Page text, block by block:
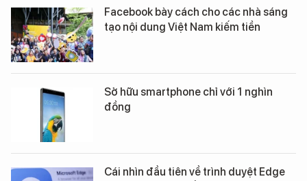
Facebook bày cách cho các nhà sáng
tạo nội dung Việt Nam kiếm tiền
Sở hữu smartphone chỉ với 1 nghìn
đồng
Cái nhìn đầu tiên về trình duyệt Edge